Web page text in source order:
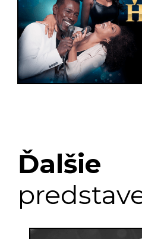
Ďalšie